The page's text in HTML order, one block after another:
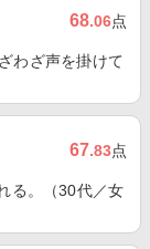
68.06点
わざ声を掛けて
67.83点
る。（30代／女